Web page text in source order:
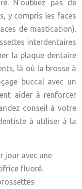
N’oubliez pas de
y compris les faces
de mastication).
interdentaires
la plaque dentaire
là où la brosse à
buccal avec un
aider à renforcer
conseil à votre
à utiliser à la
jour avec une
fluoré.